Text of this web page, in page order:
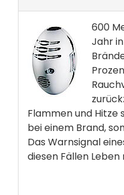
600
Jahr
Flammen und Hitze
bei einem Brand,
Das Warnsignal
diesen Fällen